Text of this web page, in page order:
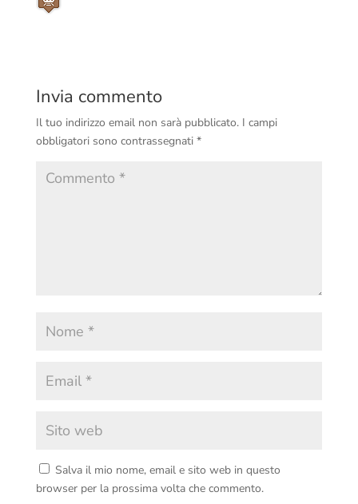
Invia commento
Il tuo indirizzo email non sarà pubblicato. I campi
obbligatori sono contrassegnati *
Salva il mio nome, email e sito web in questo
browser per la prossima volta che commento.